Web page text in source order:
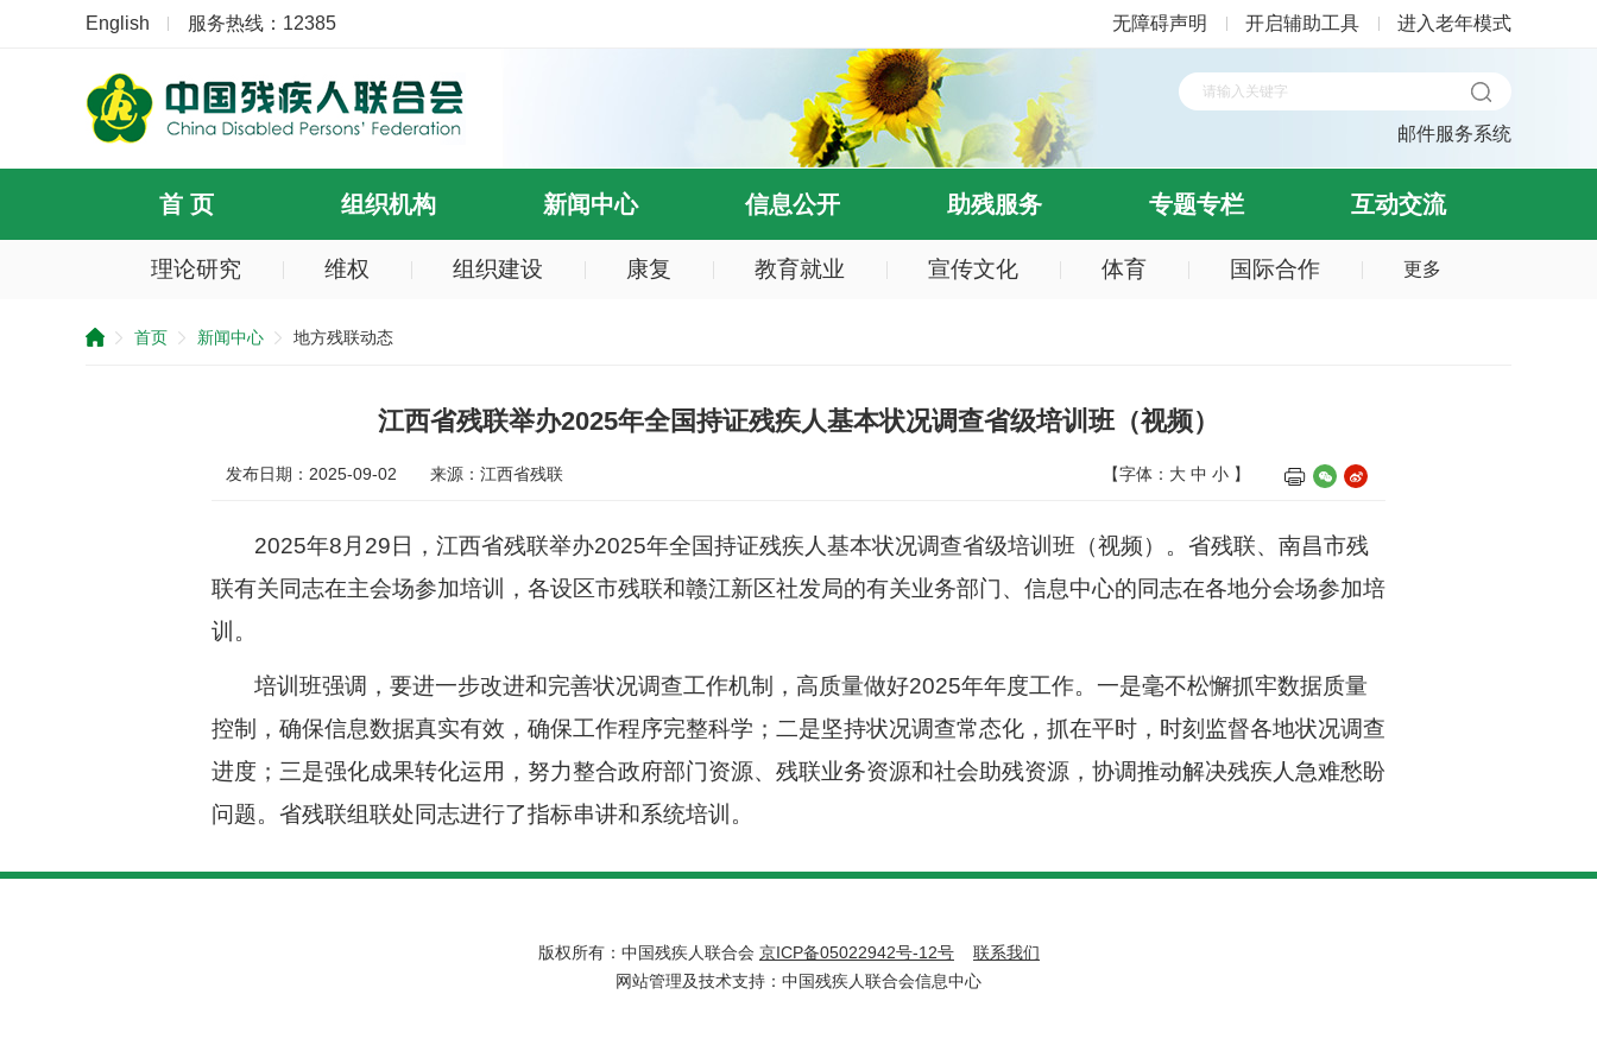
English 服务热线：12385 无障碍声明 开启辅助工具 进入老年模式
邮件服务系统
首 页 组织机构 新闻中心 信息公开 助残服务 专题专栏 互动交流
理论研究 维权 组织建设 康复 教育就业 宣传文化 体育 国际合作 更多
首页 新闻中心 地方残联动态
江西省残联举办2025年全国持证残疾人基本状况调查省级培训班（视频）
发布日期：2025-09-02 来源：江西省残联 【字体： 大 中 小 】
2025年8月29日，江西省残联举办2025年全国持证残疾人基本状况调查省级培训班（视频）。省残联、南昌市残
联有关同志在主会场参加培训，各设区市残联和赣江新区社发局的有关业务部门、信息中心的同志在各地分会场参加培
训。
培训班强调，要进一步改进和完善状况调查工作机制，高质量做好2025年年度工作。一是毫不松懈抓牢数据质量
控制，确保信息数据真实有效，确保工作程序完整科学；二是坚持状况调查常态化，抓在平时，时刻监督各地状况调查
进度；三是强化成果转化运用，努力整合政府部门资源、残联业务资源和社会助残资源，协调推动解决残疾人急难愁盼
问题。省残联组联处同志进行了指标串讲和系统培训。
版权所有：中国残疾人联合会 京ICP备05022942号-12号
联系我们
网站管理及技术支持：中国残疾人联合会信息中心